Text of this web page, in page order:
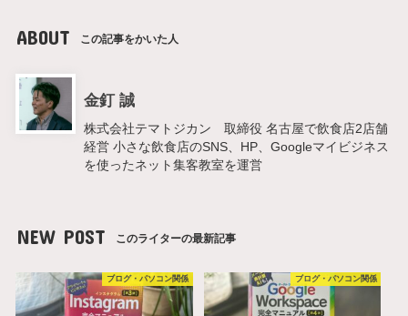
ABOUT この記事をかいた人
金釘 誠
株式会社テマトジカン 取締役 名古屋で飲食店2店舗
経営 小さな飲食店のSNS、HP、Googleマイビジネス
を使ったネット集客教室を運営
NEW POST このライターの最新記事
ブログ・パソコン関係 ブログ・パソコン関係